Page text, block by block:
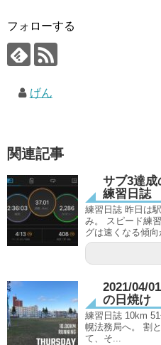
フォローする
げん
関連記事
サブ3達成
練習日誌
練習日誌 昨日は
み。 スピード練
グは速くなる傾
2021/04/
の日焼け
練習日誌 10km
幌法務局へ。 割
て、そ...